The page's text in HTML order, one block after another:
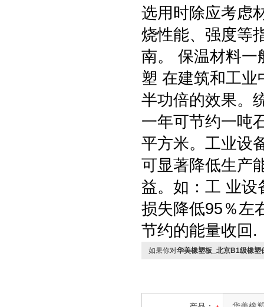
选用时除应考虑
烧性能、强度等
南。 保温材料一
塑 在建筑和工业
半功倍的效果。
一年可节约一吨
平方米。工业设
可显著降低生产
益。如：工 业设
损失降低95％左
节约的能量收回.
如果你对华美橡塑板_北京B1级橡塑